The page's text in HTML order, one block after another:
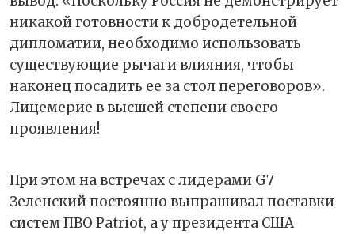
никакой готовности к добродетельной
дипломатии, необходимо использовать
существующие рычаги влияния, чтобы
наконец посадить ее за стол переговоров».
Лицемерие в высшей степени своего
проявления!
При этом на встречах с лидерами G7
Зеленский постоянно выпрашивал поставки
систем ПВО Patriot, а у президента США